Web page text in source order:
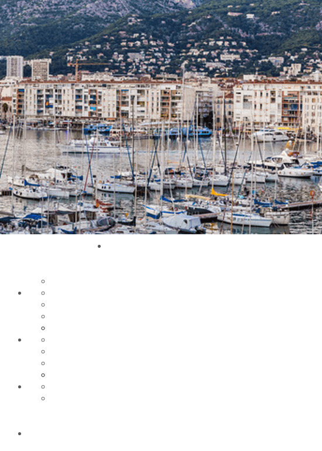
Exporter les lignes sélectionnées
Exporter toutes les colonnes
Exporter uniquement les colonnes affichées
Menu
<
>
Nos actions
Articles et témoignages clients
Nos actus
Ajoutez un logo, un bouton, des réseaux sociaux
Cliquez pour éditer